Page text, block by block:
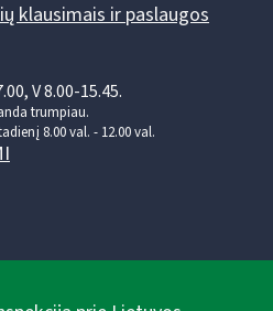
klausimais ir paslaugos
V 8.00-15.45.
trumpiau.
8.00 val. - 12.00 val.